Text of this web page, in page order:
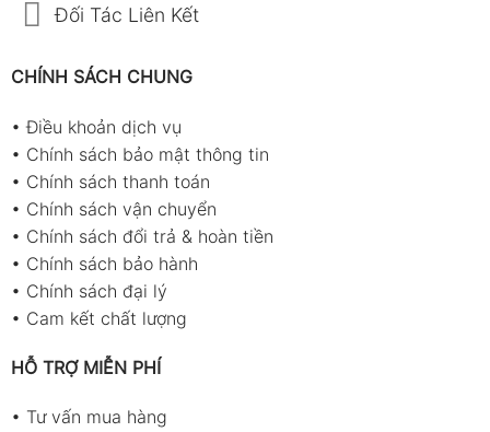
Đối Tác Liên Kết
CHÍNH SÁCH CHUNG
•Điều khoản dịch vụ
• Chính sách bảo mật thông tin
• Chính sách thanh toán
• Chính sách vận chuyển
• Chính sách đổi trả & hoàn tiền
• Chính sách bảo hành
• Chính sách đại lý
• Cam kết chất lượng
HỖ TRỢ MIỄN PHÍ
• Tư vấn mua hàng